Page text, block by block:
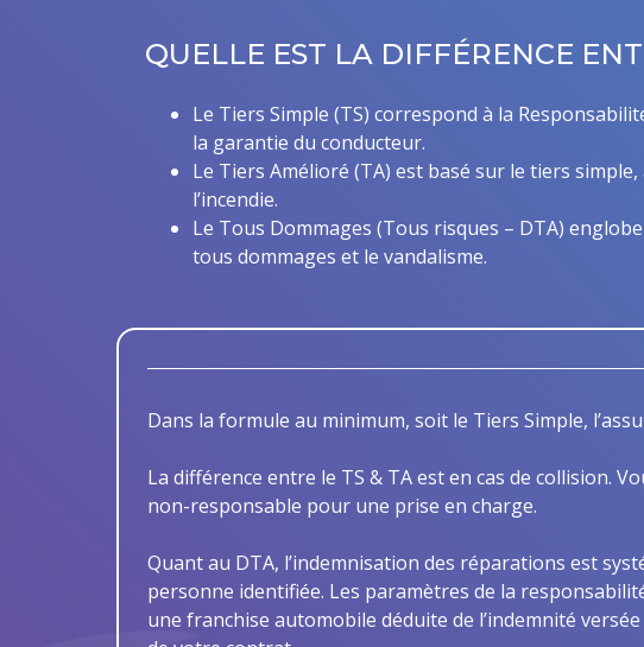
QUELLE EST LA DIFFÉRENCE
Le Tiers Simple (TS) correspond à la
la garantie du conducteur.
Le Tiers Amélioré (TA) est basé sur le tiers
l’incendie.
Le Tous Dommages (Tous risques – DTA)
tous dommages et le vandalisme.
Dans la formule au minimum, soit le Tiers Simple,
La différence entre le TS & TA est en cas de collision.
non-responsable pour une prise en charge.
Quant au DTA, l’indemnisation des réparations est
personne identifiée. Les paramètres de la
une franchise automobile déduite de l’indemnité